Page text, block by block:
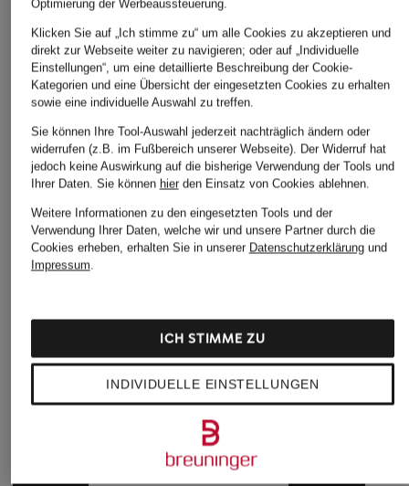
OPUS PANTS
Optimierung der Werbeaussteuerung.
Klicken Sie auf „Ich stimme zu“ um alle Cookies zu akzeptieren und
direkt zur Webseite weiter zu navigieren; oder auf „Individuelle
Einstellungen“, um eine detaillierte Beschreibung der Cookie-
Kategorien und eine Übersicht der eingesetzten Cookies zu erhalten
sowie eine individuelle Auswahl zu treffen.
Sie können Ihre Tool-Auswahl jederzeit nachträglich ändern oder
widerrufen (z.B. im Fußbereich unserer Webseite). Der Widerruf hat
jedoch keine Auswirkung auf die bisherige Verwendung der Tools und
Ihrer Daten. Sie können hierden Einsatz von Cookies ablehnen.
Weitere Informationen zu den eingesetzten Tools und der
Verwendung Ihrer Daten, welche wir und unsere Partner durch die
Cookies erheben, erhalten Sie in unserer Datenschutzerklärungund
Impressum.
INDIVIDUELLE EINSTELLUNGEN
ICH STIMME ZU